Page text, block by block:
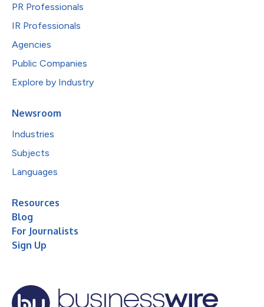
PR Professionals
IR Professionals
Agencies
Public Companies
Explore by Industry
Newsroom
Industries
Subjects
Languages
Resources
Blog
For Journalists
Sign Up